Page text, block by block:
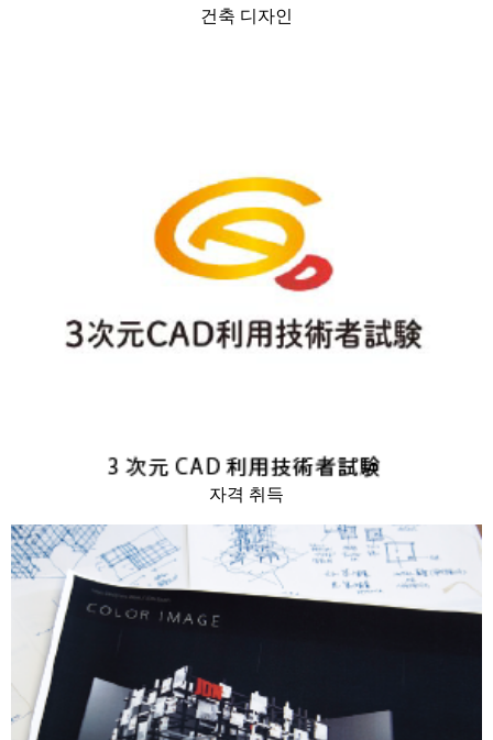
건축 디자인
자격 취득